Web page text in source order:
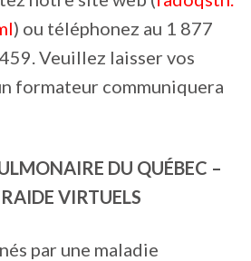
) ou téléphonez au 1 877
Veuillez laisser vos
formateur communiquera
DU QUÉBEC –
VIRTUELS
par une maladie